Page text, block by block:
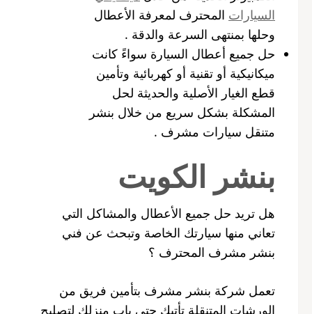
السيارات المحترف لمعرفة الأعطال
وحلها بمنتهى السرعة والدقة .
حل جميع أعطال السيارة سواءً كانت
ميكانيكية أو تقنية أو كهربائية وتأمين
قطع الغيار الأصلية والحديثة لحل
المشكلة بشكل سريع من خلال بنشر
متنقل سيارات مشرف .
بنشر الكويت
هل تريد حل جميع الأعطال والمشاكل التي
تعاني منها سيارتك الخاصة وتبحث عن فني
بنشر مشرف المحترف ؟
تعمل شركة بنشر مشرف بتأمين فريق من
الورشات المتنقلة تأتيك حتى باب منزلك لتصليح